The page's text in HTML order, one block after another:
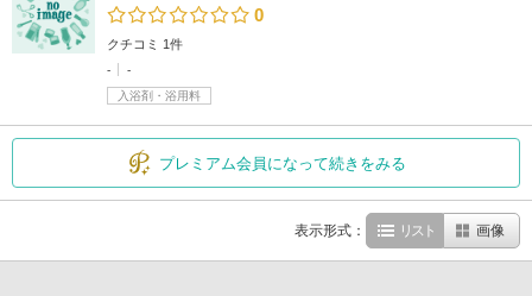
0
クチコミ 1件
-
-
入浴剤・浴用料
プレミアム会員になって続きをみる
表示形式： リスト 画像